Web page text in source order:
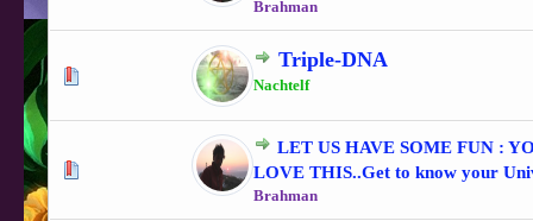
Brahman
Triple-DNA
Nachtelf
0 Bewertung(en) - 0 von 5 durchschnittlich
12345
LET US HAVE SOME FUN :
LOVE THIS..Get to know your
Brahman
0 Bewertung(en) - 0 von 5 durchschnittlich
1234 5